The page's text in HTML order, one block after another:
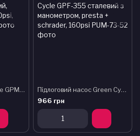
Мінінасос Green Cycle GPM-219 алюмінієвий, presta+schrader, 120psi, срібло
Підлоговий насос Green Cycle GPF-355 сталевий з манометром, presta + schrader, 160psi
966 грн